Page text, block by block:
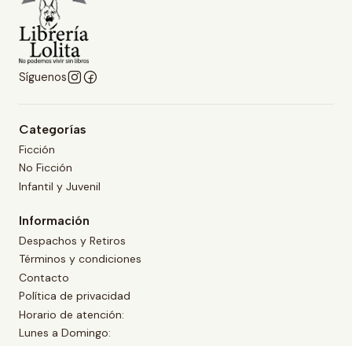
Síguenos
Categorías
Ficción
No Ficción
Infantil y Juvenil
Información
Despachos y Retiros
Términos y condiciones
Contacto
Política de privacidad
Horario de atención:
Lunes a Domingo: